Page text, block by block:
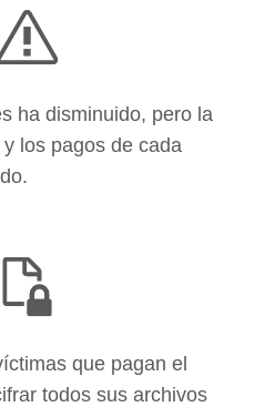
ha disminuido, pero la
los pagos de cada
que pagan el
todos sus archivos